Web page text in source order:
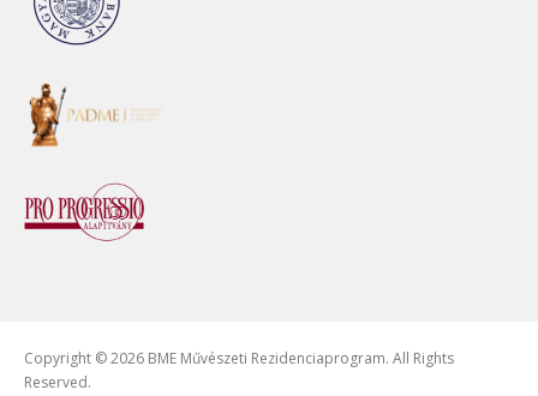
Copyright © 2026 BME Művészeti Rezidenciaprogram. All Rights
Reserved.